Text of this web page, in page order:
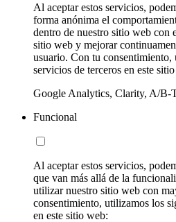
Al aceptar estos servicios,
forma anónima el
dentro de nuestro sitio web con
sitio web y mejorar
usuario. Con tu consentimiento,
servicios de terceros en este
Google Analytics, Clarity, A/B-
Funcional
Al aceptar estos servicios,
que van más allá de la
utilizar nuestro sitio web con
consentimiento, utilizamos los
en este sitio web: